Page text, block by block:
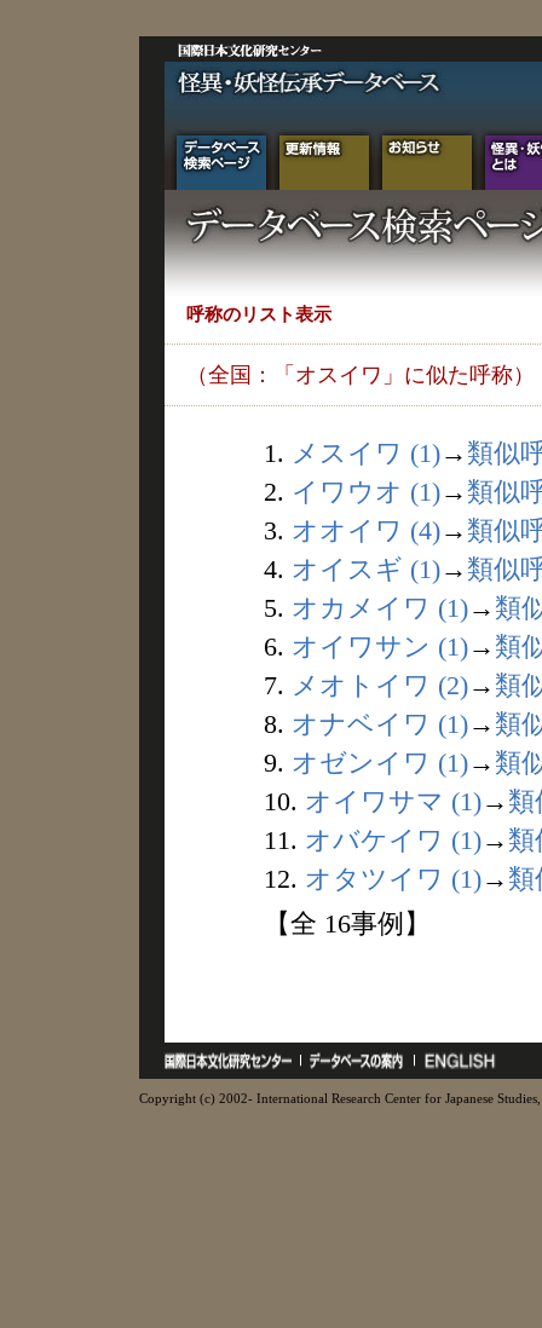
呼称のリスト表示
（全国：「オスイワ」に似た呼称）
1. メスイワ (1)→ 類似
2. イワウオ (1)→ 類似
3. オオイワ (4)→ 類似
4. オイスギ (1)→ 類似
5. オカメイワ (1)→ 類
6. オイワサン (1)→ 類
7. メオトイワ (2)→ 類
8. オナベイワ (1)→ 類
9. オゼンイワ (1)→ 類
10. オイワサマ (1)→ 類
11. オバケイワ (1)→ 類
12. オタツイワ (1)→ 類
【全 16事例】
Copyright (c) 2002- International Research Center for Japanese